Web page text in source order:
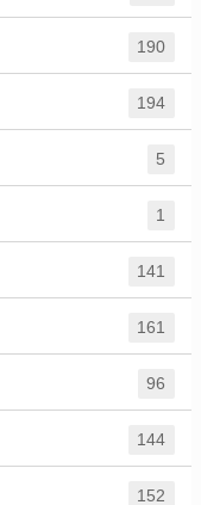
190
194
5
1
141
161
96
144
152